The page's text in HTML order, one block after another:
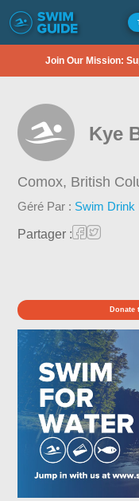
Join Our Mission:
Kye
Comox, British
Géré Par : Swim Drink
Partager :
Donate